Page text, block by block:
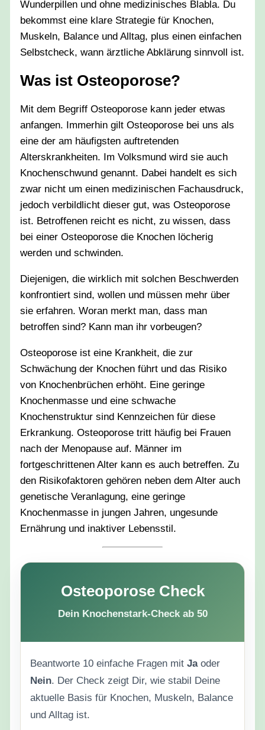
Wunderpillen und ohne medizinisches Blabla. Du
bekommst eine klare Strategie für Knochen,
Muskeln, Balance und Alltag, plus einen einfachen
Selbstcheck, wann ärztliche Abklärung sinnvoll ist.
Was ist Osteoporose?
Mit dem Begriff Osteoporose kann jeder etwas
anfangen. Immerhin gilt Osteoporose bei uns als
eine der am häufigsten auftretenden
Alterskrankheiten. Im Volksmund wird sie auch
Knochenschwund genannt. Dabei handelt es sich
zwar nicht um einen medizinischen Fachausdruck,
jedoch verbildlicht dieser gut, was Osteoporose
ist. Betroffenen reicht es nicht, zu wissen, dass
bei einer Osteoporose die Knochen löcherig
werden und schwinden.
Diejenigen, die wirklich mit solchen Beschwerden
konfrontiert sind, wollen und müssen mehr über
sie erfahren. Woran merkt man, dass man
betroffen sind? Kann man ihr vorbeugen?
Osteoporose ist eine Krankheit, die zur
Schwächung der Knochen führt und das Risiko
von Knochenbrüchen erhöht. Eine geringe
Knochenmasse und eine schwache
Knochenstruktur sind Kennzeichen für diese
Erkrankung. Osteoporose tritt häufig bei Frauen
nach der Menopause auf. Männer im
fortgeschrittenen Alter kann es auch betreffen. Zu
den Risikofaktoren gehören neben dem Alter auch
genetische Veranlagung, eine geringe
Knochenmasse in jungen Jahren, ungesunde
Ernährung und inaktiver Lebensstil.
Osteoporose Check
Dein Knochenstark-Check ab 50
Beantworte 10 einfache Fragen mitJaoder
Nein. Der Check zeigt Dir, wie stabil Deine
aktuelle Basis für Knochen, Muskeln, Balance
und Alltag ist.